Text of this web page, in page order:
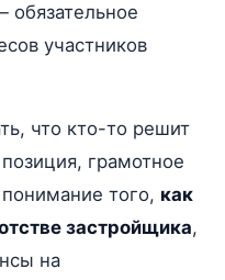
участников
что кто-то решит
грамотное
того, как
застройщика,
на